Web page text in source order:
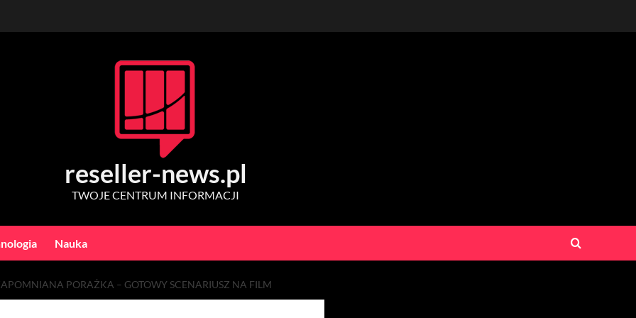
reseller-news.pl
TWOJE CENTRUM INFORMACJI
Nauka
PORAŻKA – GOTOWY SCENARIUSZ NA FILM